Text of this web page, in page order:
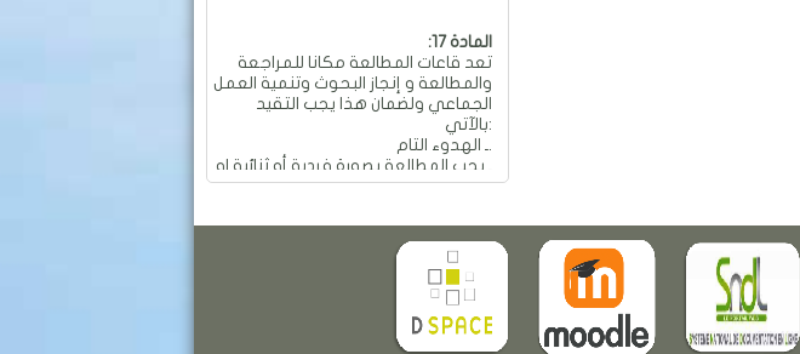
تعد قاعات المطالعة مكانا للمراجعة
والمطالعة و إنجاز البحوث وتنمية العمل
الجماعي ولضمان هذا يجب التقيد
بالآتي:
ـ الهدوء التام.
ـ يجب المطالعة بصورة فردية أو ثنائية او
والضجيج داخل القاعة.
ـ ممنوع تجاوز عدد المقاعد المسموح
ـ ممنوع تحريك وتحويل الأثاث من
معدات وطاولات وكراسي من أماكنها